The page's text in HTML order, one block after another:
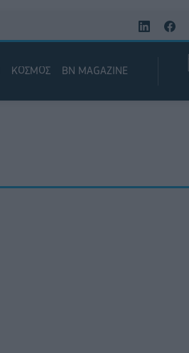
ΚΟΣΜΟΣ BN MAGAZINE